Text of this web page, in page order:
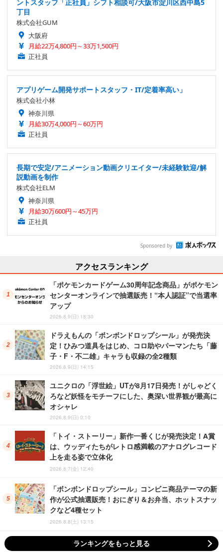
ントスタッフ「正社員」シフト相談可/大阪市淀川区西中島5
丁目
株式会社GUM
大阪府
月給22万4,800円～33万1,500円
正社員
アプリゲーム開発サポートスタッフ・IT/定着率高い」
株式会社小林
神奈川県
月給30万4,000円～60万円
正社員
長期で安定/アニメーション動画クリエイター/未経験歓迎/解
説動画を制作
株式会社ELM
神奈川県
月給30万600円～45万円
正社員
Sponsored by
アクセスランキング
「ポケモンカードゲーム30周年記念商品」がポケモン
センターオンラインで抽選販売！“本人認証”で当選率
アップ
2026.8.9(日) 18:30
ドラえもんの「ボンボンドロップシール」が発売決
定！ひみつ道具をはじめ、コロ助やパーマンたち「藤
子・F・不二雄」キャラも収録の全2種類
2026.8.9(日) 14:15
ユニクロの「浮世絵」UTが8月17日発売！がしゃどく
ろなど妖怪をモチーフにした、奥深い世界観が最高に
オシャレ
2026.8.9(日) 0:10
「トイ・ストーリー」新作一番くじが発売決定！A賞
は、ウッディたちがレトロ感満載のアナログレコード
上を走る姿で立体化
2026.8.7(金) 12:40
「ボンボンドロップシール」コンビニ商品テーマの新
作が公式抽選販売！おにぎり＆お弁当、ホットスナッ
クなど4種セット
2026.8.8(土) 13:15
ランキングをもっと見る